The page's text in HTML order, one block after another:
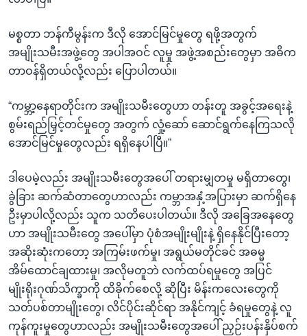
မစ္စတာ ဘန်ကီမွန်းက ဒီလို အောင်မြင်မှုတွေ ရဖို့အတွက်
အမျိုးသမီးအဖွဲ့တွေ အပါအဝင် လူမှု အဖွဲ့အစည်းတွေမှာ အဓိက
တာဝန်ရှိတယ်လို့လည်း ပြောပါတယ်။
“ကမ္ဘာ့နေရာတိုင်းက အမျိုးသမီးတွေဟာ တန်းတူ အခွင့်အရေးနဲ့
စွမ်းရည်မြှင့်တင်မှုတွေ အတွက် လှုံ့ဆော် ဆောင်ရွက်နေကြသလို
အောင်မြင်မှုတွေလည်း ရရှိနေပါပြီ။”
ဒါပေမဲ့လည်း အမျိုးသမီးတွေအပေါ် တရားမျှတမှု မရှိတာတွေ၊
ခွဲခြား ဆက်ဆံတာတွေဟာလည်း ကမ္ဘာအနှံ့အပြားမှာ ဆက်ရှိနေ
ဦးမှာပါလို့လည်း သူက သတိပေးပါတယ်။ ဒီလို အခြေအနေတွေ
ဟာ အမျိုးသမီးတွေ အပေါ်မှာ ပုံစံအမျိုးမျိုးနဲ့ ရှိနေနိုင်ပြီးတော့
အဆိုးဆုံးကတော့ အကြမ်းဖက်မှု၊ အရွယ်မတိုင်ခင် အဓမ္မ
အိမ်ထောင်ချထားမှု၊ အလိုမတူဘဲ လက်ထပ်ရမှုတွေ အပြင်
မျိုးရိုးဂုဏ်သိက္ခာကို ထိခိုက်စေလို့ ဆိုပြီး မိန်းကလေးတွေကို
သတ်ပစ်တာမျိုးတွေ၊ လိင်ပိုင်းဆိုင်ရာ အနိုင်ကျင့် ခံရမှုတွေနဲ့ လူ
ကုန်ကူးမှုတွေဟာလည်း အမျိုးသမီးတွေအပေါ် ညှဉ်းပန်းနှိပ်စက်